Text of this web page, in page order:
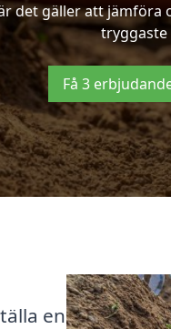
det gäller att
tryggaste
Få 3
en